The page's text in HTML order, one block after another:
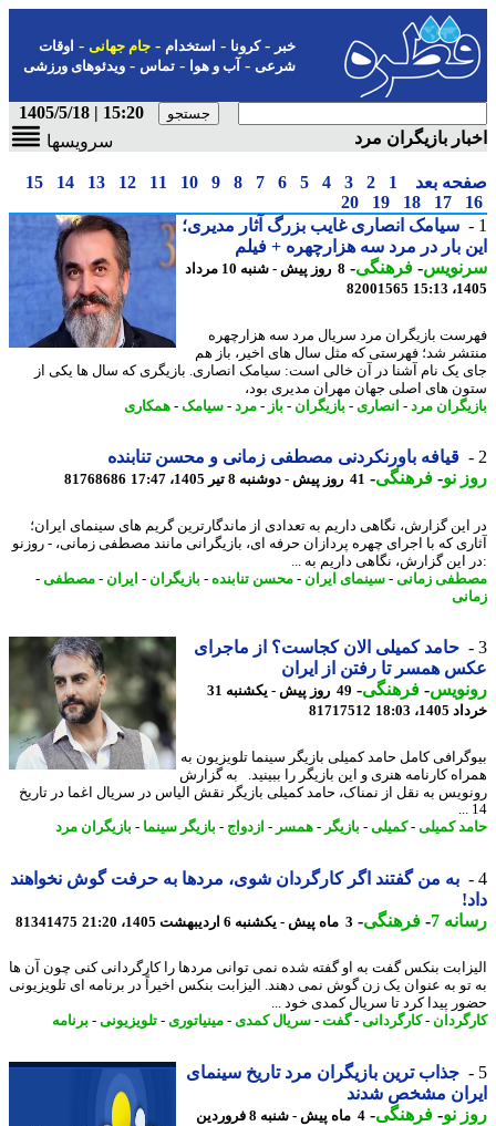
-کرونا-استخدام- جام جهانی-اوقات
شرعی-آب و هوا-تماس-ویدئوهای ورزشی
15:20 | 1405/5/18
بازیگران مرد
سرویسها
بعد 1
2
3
4
5
6
7
8
9
10
11
12
13
14
15
17
18
19
20
سیامک انصاری غایب بزرگ آثار مدیری؛
بار در مرد سه هزارچهره + فیلم
-فرهنگی-
8 روز پیش - شنبه 10 مرداد
82001565
بازیگران مرد سریال مرد سه هزارچهره
شد؛ فهرستی که مثل سال های اخیر، باز هم
یک نام آشنا در آن خالی است: سیامک انصاری. بازیگری که سال ها یکی از
های اصلی جهان مهران مدیری بود،
مرد -انصاری- بازیگران- باز - مرد-سیامک-همکاری
قیافه باورنکردنی مصطفی زمانی و محسن تنابنده
نو- فرهنگی-41 روز پیش - دوشنبه 8 تیر 1405، 17:47 81768686
گزارش، نگاهی داریم به تعدادی از ماندگارترین گریم های سینمای ایران؛
که با اجرای چهره پردازان حرفه ای، بازیگرانی مانند مصطفی زمانی، - روزنو
این گزارش، نگاهی داریم به ...
زمانی-سینمای ایران - محسن تنابنده-بازیگران- ایران - مصطفی-
حامد کمیلی الان کجاست؟ از ماجرای
همسر تا رفتن از ایران
-فرهنگی-
49 روز پیش - یکشنبه 31
18:03
81717512
کامل حامد کمیلی بازیگر سینما تلویزیون به
کارنامه هنری و این بازیگر را ببینید. به گزارش
به نقل از نمناک، حامد کمیلی بازیگر نقش الیاس در سریال اغما در تاریخ
کمیلی-کمیلی-بازیگر-همسر-ازدواج -بازیگر سینما-بازیگران مرد
به من گفتند اگر کارگردان شوی، مردها به حرفت گوش نخواهند
7
-فرهنگی-3 ماه پیش - یکشنبه 6 اردیبهشت 1405، 21:20 81341475
بنکس گفت به او گفته شده نمی توانی مردها را کارگردانی کنی چون آن ها
به عنوان یک زن گوش نمی دهند. الیزابت بنکس اخیراً در برنامه ای تلویزیونی
پیدا کرد تا سریال کمدی خود ...
- کارگردانی- گفت-سریال کمدی-مینیاتوری- تلویزیونی-برنامه
جذاب ترین بازیگران مرد تاریخ سینمای
مشخص شدند
نو- فرهنگی-
4 ماه پیش - شنبه 8 فروردین